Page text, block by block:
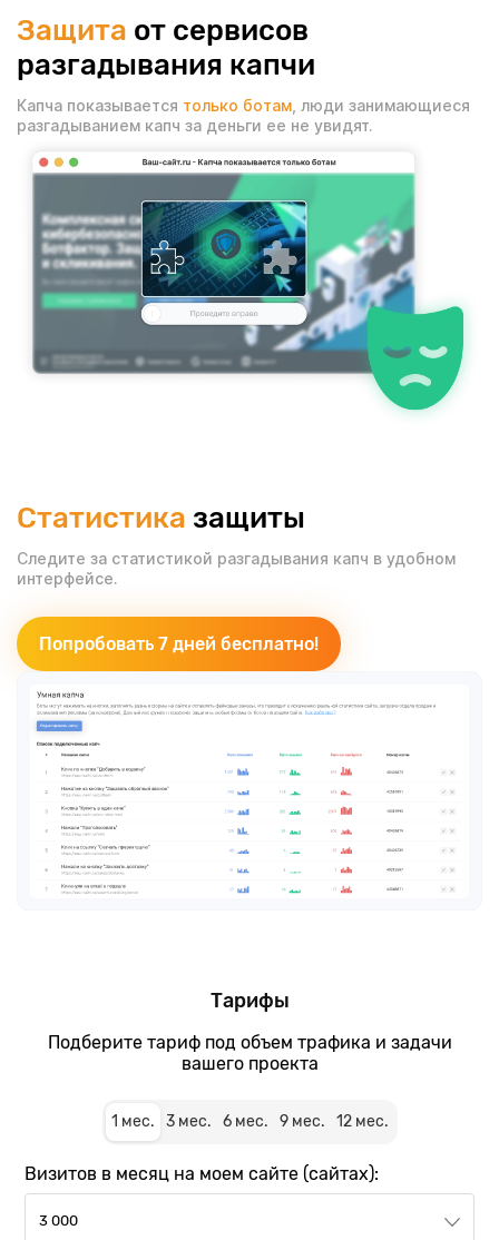
Защита от сервисов
разгадывания капчи
Капча показывается только ботам , люди занимающиеся
разгадыванием капч за деньги ее не увидят.
Статистика защиты
Следите за статистикой разгадывания капч в удобном
интерфейсе.
Попробовать 7 дней бесплатно!
Тарифы
Подберите тариф под объем трафика и задачи
вашего проекта
1 мес. 3 мес. 6 мес. 9 мес. 12 мес.
Визитов в месяц на моем сайте (сайтах):
3 000